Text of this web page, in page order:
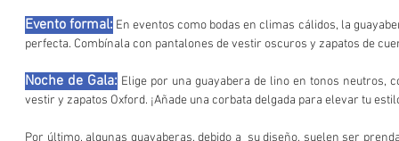
Evento formal: En eventos como bodas en climas cálidos, la
perfecta. Combínala con pantalones de vestir oscuros y zapatos de
Noche de Gala: Elige por una guayabera de lino en tonos neutros,
vestir y zapatos Oxford. ¡Añade una corbata delgada para elevar tu